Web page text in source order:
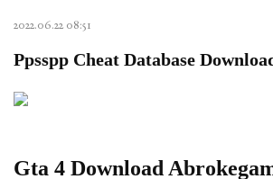
2022.06.22 08:51
Ppsspp Cheat Database